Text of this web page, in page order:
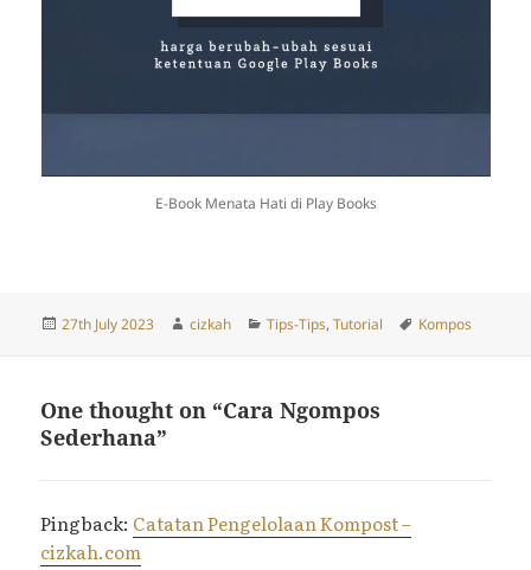
E-Book Menata Hati di Play Books
Posted
27th July 2023 Author
cizkah Categories
Tips-Tips,Tutorial Tags
Kompos
One thought on “Cara Ngompos
Sederhana”
Pingback: Catatan Pengelolaan Kompost –
cizkah.com